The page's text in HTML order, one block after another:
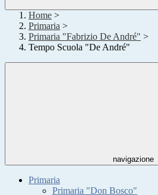
Home >
Primaria >
Primaria "Fabrizio De André" >
Tempo Scuola "De André"
navigazione
Primaria
Primaria "Don Bosco"